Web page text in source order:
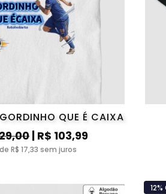
QUE É CAIXA
| R$ 103,99
R$ 17,33 sem juros
12%